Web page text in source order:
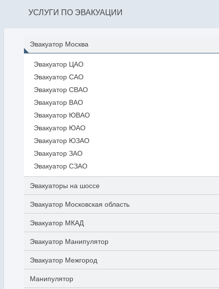
УСЛУГИ ПО ЭВАКУАЦИИ
Эвакуатор Москва
Эвакуатор ЦАО
Эвакуатор САО
Эвакуатор СВАО
Эвакуатор ВАО
Эвакуатор ЮВАО
Эвакуатор ЮАО
Эвакуатор ЮЗАО
Эвакуатор ЗАО
Эвакуатор СЗАО
Эвакуаторы на шоссе
Эвакуатор Московская область
Эвакуатор МКАД
Эвакуатор Манипулятор
Эвакуатор Межгород
Манипулятор